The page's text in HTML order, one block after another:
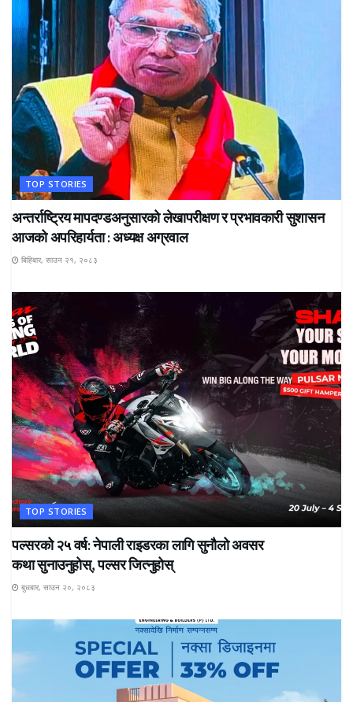
TOP STORIES
अन्तर्राष्ट्रिय मापदण्डअनुसारको लेखापरीक्षण र प्रभावकारी सुशासन
आजको अपरिहार्यता : अध्यक्ष अग्रवाल
बिहिबार, साउन २१, २०८३
TOP STORIES
पल्सरको २५ वर्ष: नेपाली राइडरका लागि सुनौलो अवसर
कथा सुनाउनुहोस्, पल्सर जित्नुहोस्
बुधबार, साउन २०, २०८३